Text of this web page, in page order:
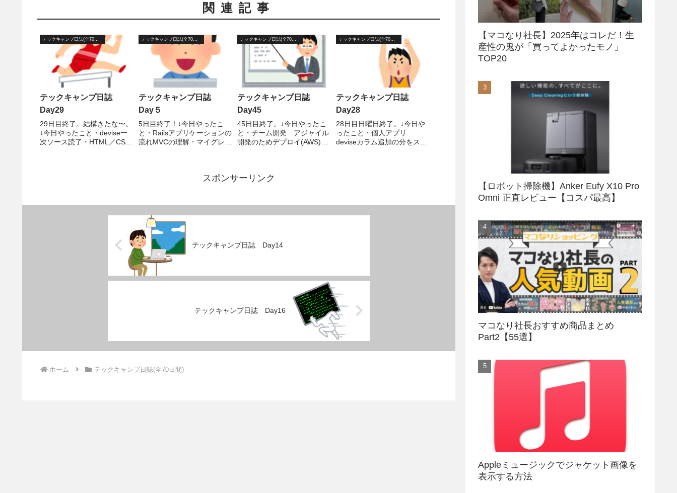
関連記事
テックキャンプ日誌
Day29
29日目終了。結構きたな〜。
↓今日やったこと・devise一
次ソース読了・HTML／CSS
テックキャンプ日誌
Day５
5日目終了！↓今日やったこ
と・Railsアプリケーションの
流れMVCの理解・マイグレー
日はずっとRailsを勉強して基
テックキャンプ日誌
Day45
45日目終了。↓今日やったこ
と・チーム開発 アジャイル
開発のためデプロイ(AWS)、
がZOOM上に介し、デプロイ
テックキャンプ日誌
Day28
28日目日曜日終了。↓今日や
ったこと・個人アプリ
deviseカラム追加の分をスト
スポンサーリンク
テックキャンプ日誌 Day14
テックキャンプ日誌 Day16
ホーム テックキャンプ日誌(全70日間)
【マコなり社長】2025年はコレだ！生
産性の鬼が「買ってよかったモノ」
TOP20
【ロボット掃除機】Anker Eufy X10 Pro
Omni 正直レビュー【コスパ最高】
マコなり社長おすすめ商品まとめ
Part2【55選】
Appleミュージックでジャケット画像を
表示する方法